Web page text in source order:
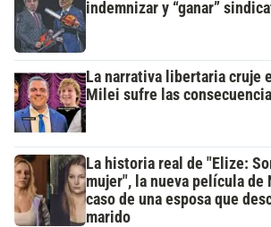
indemnizar y “ganar”
La narrativa libertaria cruje
Milei sufre las
La historia real de "Elize:
mujer", la nueva película de
caso de una esposa que
marido